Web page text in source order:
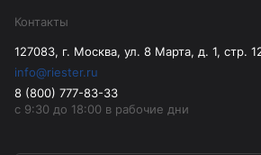
Контакты
127083, г. Москва, ул. 8 Марта, д. 1, стр.
info@riester.ru
8 (800) 777-83-33
с 9:30 до 18:00 в рабочие дни